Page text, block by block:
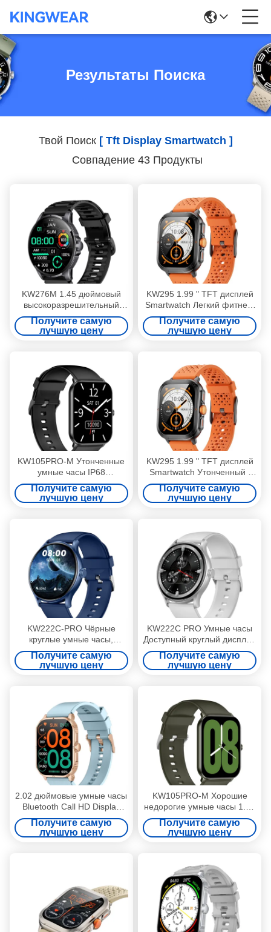
Результаты Поиска
Твой Поиск [ Tft Display Smartwatch ]
Совпадение 43 Продукты
KW276M 1.45 дюймовый
высокоразрешительный
TFT дисплей Smartwatch с
Bluetooth-звонками
Получите самую
лучшую цену
KW295 1.99 " TFT дисплей
Smartwatch Легкий фитнес-
трекер Smart Watch с BT
вызовом
Получите самую
лучшую цену
KW105PRO-M Утонченные
умные часы IP68
водонепроницаемый TFT
дисплей умные часы
Получите самую
лучшую цену
KW295 1.99 " TFT дисплей
Smartwatch Утонченный /
легкий фитнес-трекер с
Bluetooth-звонками
Получите самую
лучшую цену
KW222C-PRO Чёрные
круглые умные часы,
круглые умные часы с TFT
дисплеем
Получите самую
лучшую цену
KW222C PRO Умные часы
Доступный круглый дисплей
Умные часы
водонепроницаемые IP68
Получите самую
лучшую цену
2.02 дюймовые умные часы
Bluetooth Call HD Display
Умные часы IP68
водонепроницаемые
Получите самую
лучшую цену
KW105PRO-M Хорошие
недорогие умные часы 1.85
дюймовые Bluetooth звонки
и смарт-дисплей
Smartwatch
Получите самую
лучшую цену